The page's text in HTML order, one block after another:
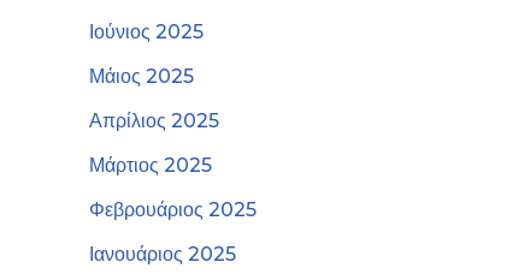
Ιούνιος 2025
Μάιος 2025
Απρίλιος 2025
Μάρτιος 2025
Φεβρουάριος 2025
Ιανουάριος 2025